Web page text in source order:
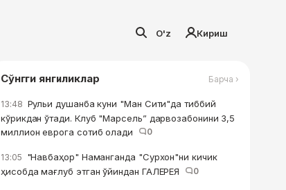
O'z Кириш
Сўнгги янгиликлар Барча ›
13:48 Рульи душанба куни "Ман Сити"да тиббий
кўрикдан ўтади. Клуб "Марсель” дарвозабонини 3,5
миллион еврога сотиб олади
0
13:05 "Навбаҳор" Наманганда "Сурхон"ни кичик
ҳисобда мағлуб этган ўйиндан ГАЛЕРЕЯ
0